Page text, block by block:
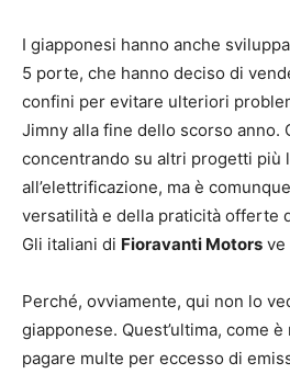
I giapponesi hanno anche
5 porte, che hanno deciso di
confini per evitare ulteriori
Jimny alla fine dello scorso anno.
concentrando su altri progetti più
all’elettrificazione, ma è
versatilità e della praticità offerte
Gli italiani di Fioravanti Motors ve
Perché, ovviamente, qui non lo
giapponese. Quest’ultima, come
pagare multe per eccesso di